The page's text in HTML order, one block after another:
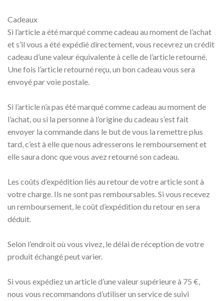
Cadeaux
Si l’article a été marqué comme cadeau au moment de l’achat
et s’il vous a été expédié directement, vous recevrez un crédit
cadeau d’une valeur équivalente à celle de l’article retourné.
Une fois l’article retourné reçu, un bon cadeau vous sera
envoyé par voie postale.
Si l’article n’a pas été marqué comme cadeau au moment de
l’achat, ou si la personne à l’origine du cadeau s’est fait
envoyer la commande dans le but de vous la remettre plus
tard, c’est à elle que nous adresserons le remboursement et
elle saura donc que vous avez retourné son cadeau.
Les coûts d’expédition liés au retour de votre article sont à
votre charge. Ils ne sont pas remboursables. Si vous recevez
un remboursement, le coût d’expédition du retour en sera
déduit.
Selon l’endroit où vous vivez, le délai de réception de votre
produit échangé peut varier.
Si vous expédiez un article d’une valeur supérieure à 75 €,
nous vous recommandons d’utiliser un service de suivi